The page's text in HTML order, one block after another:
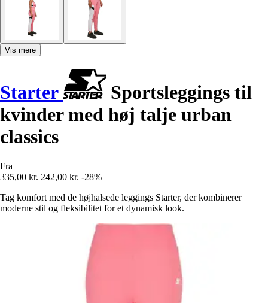
Vis mere
Starter
Sportsleggings til
kvinder med høj talje urban
classics
Fra
335,00 kr. 242,00 kr. -28%
Tag komfort med de højhalsede leggings Starter, der kombinerer
moderne stil og fleksibilitet for et dynamisk look.